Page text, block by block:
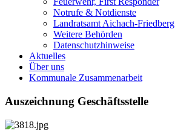
Notrufe & Notdienste
Landratsamt Aichach-Friedberg
Weitere Behörden
Datenschutzhinweise
Aktuelles
Über uns
Kommunale Zusammenarbeit
Auszeichnung Geschäftsstelle